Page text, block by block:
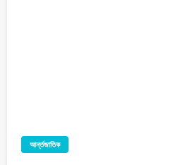
আর্ন্তজাতিক